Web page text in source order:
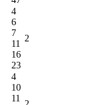
4
6
7
11
16
23
2
4
10
11